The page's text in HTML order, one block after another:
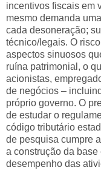
incentivos fiscais em
mesmo demanda
cada desoneração;
técnico/legais. O
aspectos sinuosos
ruína patrimonial, o
acionistas,
de negócios –
próprio governo. O
de estudar o
código tributário
de pesquisa cumpre
a construção da
desempenho das